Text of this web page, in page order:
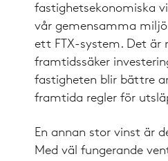
fastighetsekonomiska
vår gemensamma
ett FTX-system. Det är
framtidssäker
fastigheten blir bättre
framtida regler för
En annan stor vinst är
Med väl fungerande